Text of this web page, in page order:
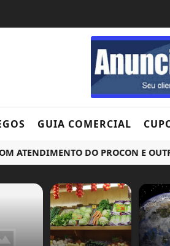
GUIA COMERCIAL
DO PROCON E OUTRAS...